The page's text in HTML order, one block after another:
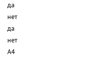
да
нет
да
нет
A4